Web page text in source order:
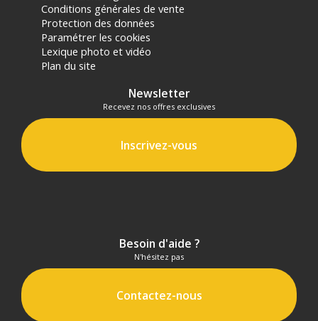
Conditions générales de vente
Protection des données
Paramétrer les cookies
Lexique photo et vidéo
Plan du site
Newsletter
Recevez nos offres exclusives
Inscrivez-vous
Besoin d'aide ?
N'hésitez pas
Contactez-nous